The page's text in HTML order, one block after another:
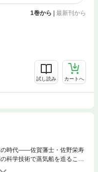
1巻から | 最新刊から
試し読み カートへ
の時代――佐賀藩士・佐野栄寿
科学技術で蒸気船を造ること
で藩主を説き伏せ、超一流技